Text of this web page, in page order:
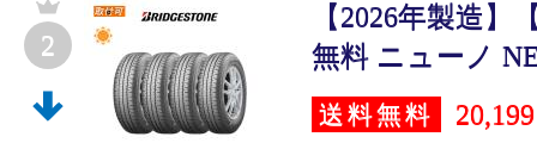
2
【2026年製造】
無料 ニューノ
送料無料